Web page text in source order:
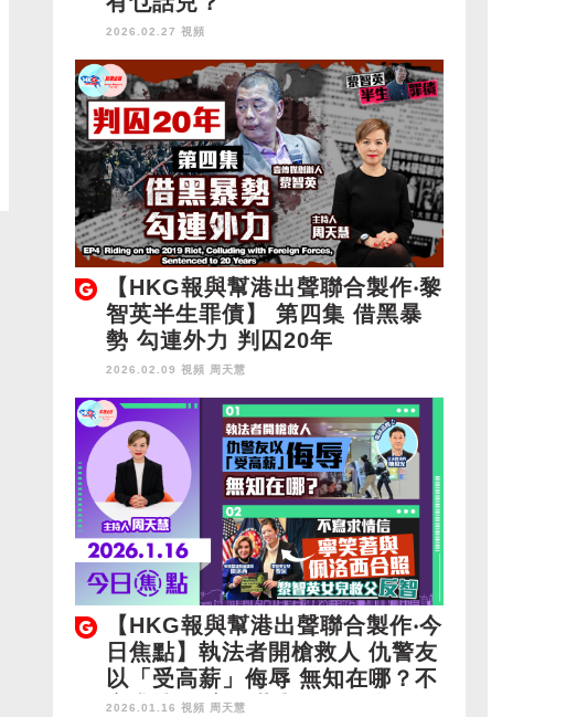
2026.02.27 視頻
【HKG報與幫港出聲聯合製作‧黎
智英半生罪債】 第四集 借黑暴
勢 勾連外力 判囚20年
2026.02.09 視頻 周天慧
【HKG報與幫港出聲聯合製作‧今
日焦點】執法者開槍救人 仇警友
以「受高薪」侮辱 無知在哪？不
寫求情信 寧笑著與佩洛西合照
2026.01.16 視頻 周天慧